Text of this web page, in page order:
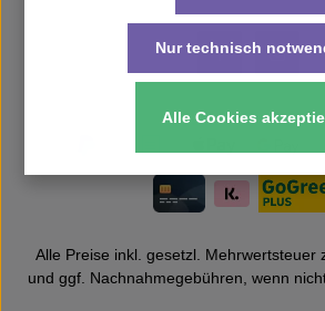
Alle Preise inkl. gesetzl. Mehrwertsteuer
und ggf. Nachnahmegebühren, wenn
Nur technisch
Alle Cookies